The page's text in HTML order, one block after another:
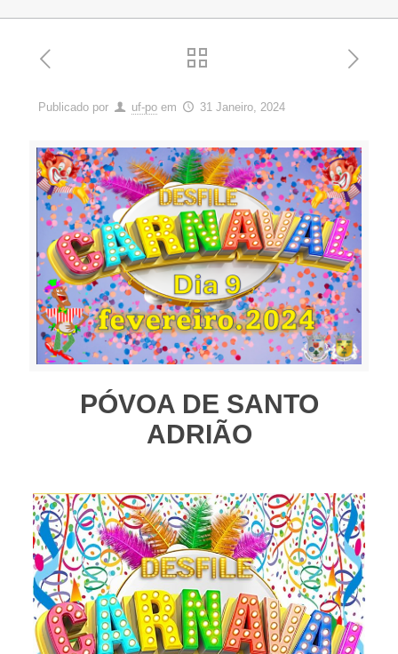
Publicado por uf-po em 31 Janeiro, 2024
PÓVOA DE SANTO
ADRIÃO